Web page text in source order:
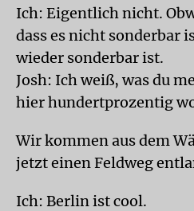
Ich: Eigentlich nicht.
dass es nicht sonderbar
wieder sonderbar ist.
Josh: Ich weiß, was du
hier hundertprozentig
Wir kommen aus dem
jetzt einen Feldweg
Ich: Berlin ist cool.